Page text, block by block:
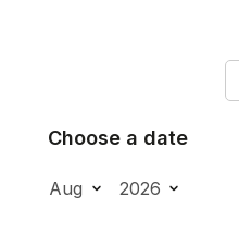
Choose a date